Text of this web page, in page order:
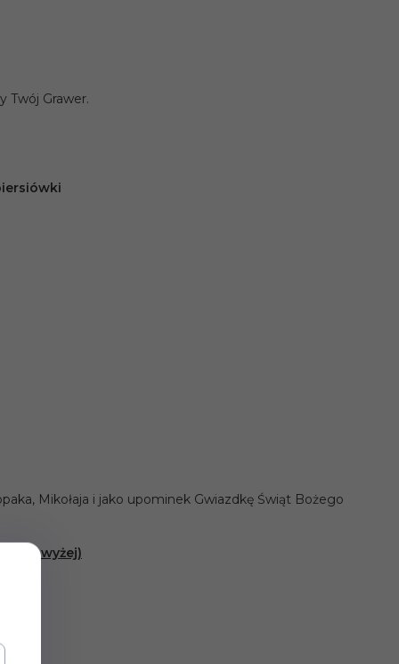
Twój Grawer.
Mikołaja i jako upominek Gwiazdkę Świąt Bożego
powyżej)